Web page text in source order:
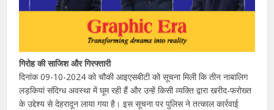
गिरोह की साजिश और गिरफ्तारी
दिनांक 09-10-2024 को चौकी आइएसबीटी को सूचना मिली कि तीन नाबालिग
लड़कियां संदिग्ध अवस्था में घूम रही हैं और उन्हें किसी व्यक्ति द्वारा खरीद-फरोख्त
के उद्देश्य से देहरादून लाया गया है। इस सूचना पर पुलिस ने तत्काल कार्रवाई